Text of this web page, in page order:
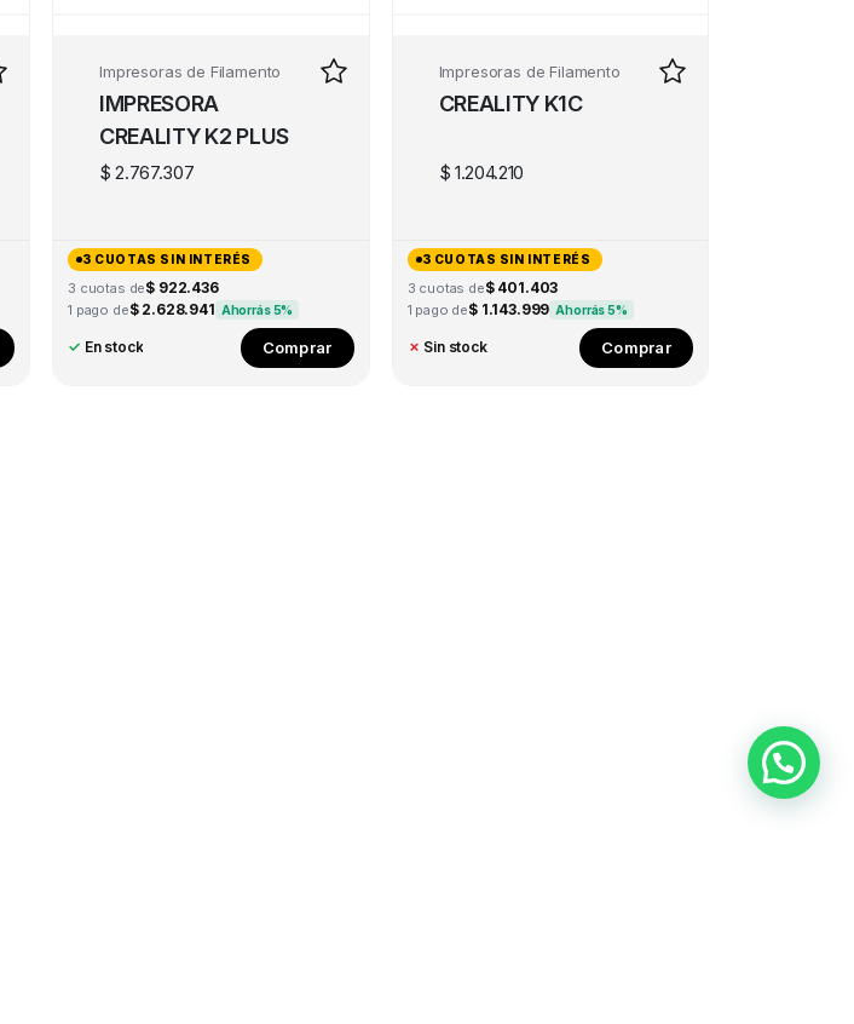
Impresoras de Filamento
IMPRESORA
CREALITY K2 PLUS
$ 2.767.307
3 CUOTAS SIN INTERÉS
3 cuotas de$ 922.436
1 pago de$ 2.628.941 Ahorrás 5%
✓ En stock Comprar
Impresoras de Filamento
CREALITY K1C
$ 1.204.210
3 CUOTAS SIN INTERÉS
3 cuotas de$ 401.403
1 pago de$ 1.143.999 Ahorrás 5%
✗ Sin stock Comprar